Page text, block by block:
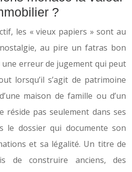
?
les « vieux papiers » sont au
au pire un fatras bon
une erreur de jugement qui peut
lorsqu’il s’agit de patrimoine
maison de famille ou d’un
réside pas seulement dans ses
le dossier qui documente son
et sa légalité. Un titre de
de construire anciens, des